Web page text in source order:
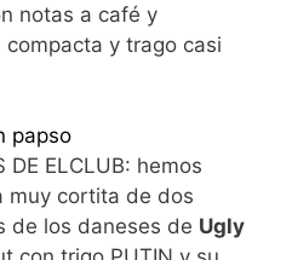
notas a café y
y trago casi
DE ELCLUB: hemos
muy cortita de dos
de los daneses de Ugly